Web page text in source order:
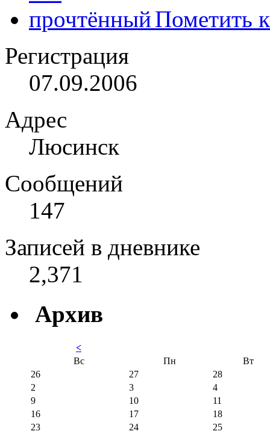
Пометить
Регистрация
07.09.2006
Адрес
Люсинск
Сообщений
147
Записей в дневнике
2,371
Архив
<
Вс
Пн
Вт
26
27
28
2
3
4
9
10
11
16
17
18
23
24
25